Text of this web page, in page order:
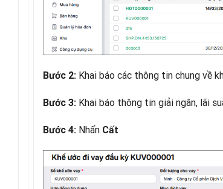
Bước 2: Khai báo các thông tin chung về
Bước 3: Khai báo thông tin giải ngân, lãi
Bước 4: Nhấn Cất